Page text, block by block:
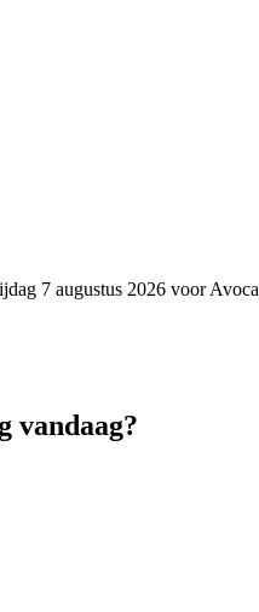
7 augustus 2026 voor Avoca
vandaag?